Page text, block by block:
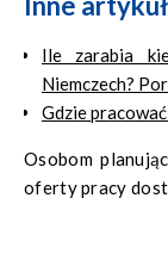
Ile zarabia
Niemczech?
Gdzie
Osobom
oferty pracy